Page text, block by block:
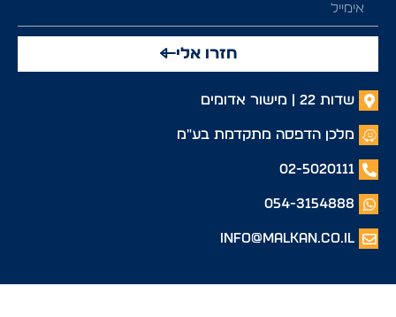
חזרו אלי
שדות 22 | מישור אדומים
מלכן הדפסה מתקדמת בע"מ
02-5020111
054-3154888
info@malkan.co.il